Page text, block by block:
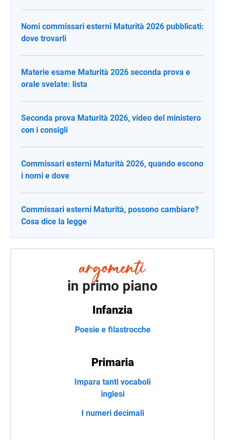
Nomi commissari esterni Maturità 2026 pubblicati:
dove trovarli
Materie esame Maturità 2026 seconda prova e
orale svelate: lista
Seconda prova Maturità 2026, video del ministero
con i consigli
Commissari esterni Maturità 2026, quando escono
i nomi e dove
Commissari esterni Maturità, possono cambiare?
Cosa dice la legge
in primo piano
Infanzia
Poesie e filastrocche
Primaria
Impara tanti vocaboli
inglesi
I numeri decimali